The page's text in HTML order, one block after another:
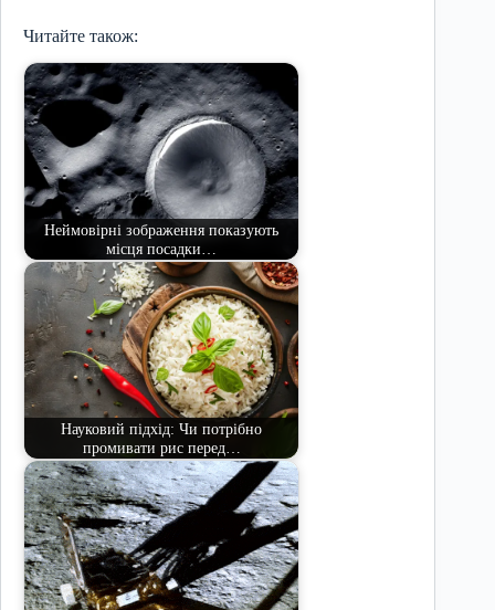
Читайте також:
Неймовірні зображення показують
місця посадки…
Науковий підхід: Чи потрібно
промивати рис перед…